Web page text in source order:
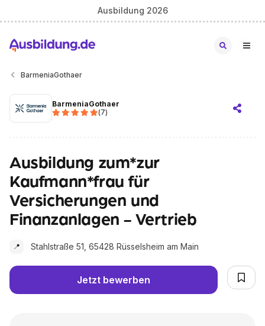
Ausbildung 2026
BarmeniaGothaer
BarmeniaGothaer
(7)
Ausbildung zum*zur
Kaufmann*frau für
Versicherungen und
Finanzanlagen - Vertrieb
📍 Stahlstraße 51, 65428 Rüsselsheim am Main
Jetzt bewerben